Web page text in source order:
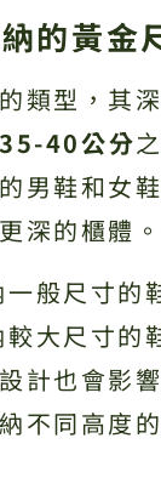
的黃金
類型，其
35-40公分
男鞋和女
深的櫃體。
般尺寸的
大尺寸的
計也會影
不同高度